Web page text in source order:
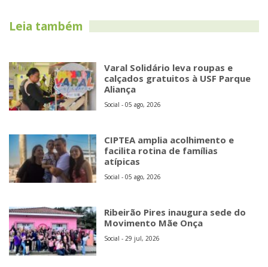
Leia também
Varal Solidário leva roupas e
calçados gratuitos à USF Parque
Aliança
Social - 05 ago, 2026
CIPTEA amplia acolhimento e
facilita rotina de famílias
atípicas
Social - 05 ago, 2026
Ribeirão Pires inaugura sede do
Movimento Mãe Onça
Social - 29 jul, 2026